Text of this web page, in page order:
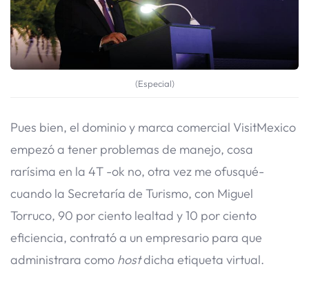
(Especial)
Pues bien, el dominio y marca comercial VisitMexico
empezó a tener problemas de manejo, cosa
rarísima en la 4T -ok no, otra vez me ofusqué-
cuando la Secretaría de Turismo, con Miguel
Torruco, 90 por ciento lealtad y 10 por ciento
eficiencia, contrató a un empresario para que
administrara como hostdicha etiqueta virtual.